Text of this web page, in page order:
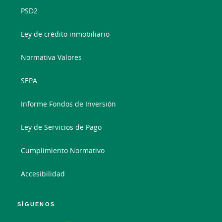
PSD2
Ley de crédito inmobiliario
Normativa Valores
SEPA
Informe Fondos de Inversión
Ley de Servicios de Pago
Cumplimiento Normativo
Accesibilidad
SÍGUENOS